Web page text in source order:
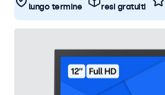
lungo termine
resi gratuiti